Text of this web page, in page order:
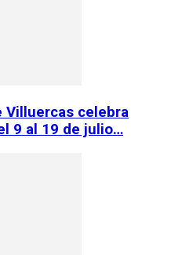
Villuercas celebra
9 al 19 de julio…